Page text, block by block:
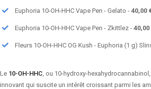
Euphoria 10-OH-HHC Vape Pen - Gelato - 40,00
Euphoria 10-OH-HHC Vape Pen - Zkittlez - 40,00
Fleurs 10-OH-HHC OG Kush - Euphoria (1 g)
Le 10-OH-HHC , ou 10-hydroxy-
innovant qui suscite un intérêt croissant parmi les